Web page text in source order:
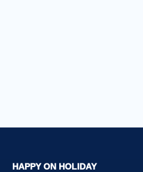
HAPPY ON HOLIDAY